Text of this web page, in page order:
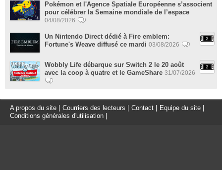
Pokémon et l'Agence Spatiale Européenne s’associent
pour célébrer la Semaine mondiale de l’espace
04/08/2026
Un Nintendo Direct dédié à Fire emblem:
Fortune's Weave diffusé ce mardi 03/08/2026
Wobbly Life débarque sur Switch 2 le 20 août
avec la coop à quatre et le GameShare 31/07/2026
A propos du site Courriers des lecteurs Contact Equipe du site
Conditions générales d'utilisation